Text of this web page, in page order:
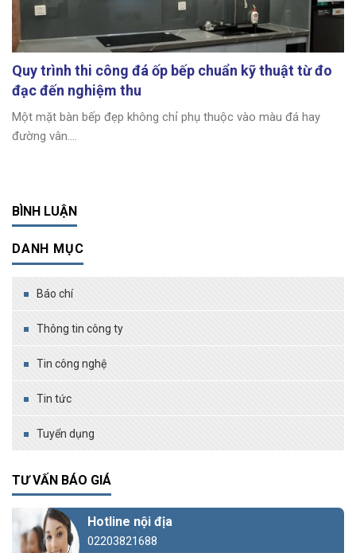
Quy trình thi công đá ốp bếp chuẩn kỹ thuật từ đo
đạc đến nghiệm thu
Một mặt bàn bếp đẹp không chỉ phụ thuộc vào màu đá hay
đường vân....
BÌNH LUẬN
DANH MỤC
Báo chí
Thông tin công ty
Tin công nghệ
Tin tức
Tuyển dụng
TƯ VẤN BÁO GIÁ
Hotline nội địa
02203821688